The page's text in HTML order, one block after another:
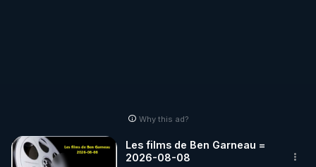
Why this ad?
Les films de Ben Garneau =
2026-08-08